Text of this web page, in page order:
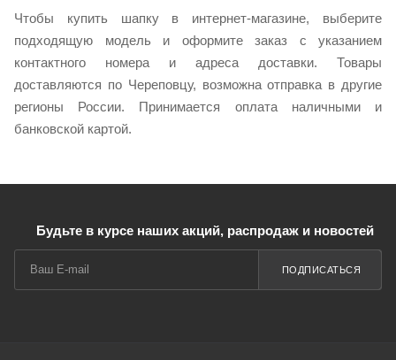
Чтобы купить шапку в интернет-магазине, выберите
подходящую модель и оформите заказ с указанием
контактного номера и адреса доставки. Товары
доставляются по Череповцу, возможна отправка в другие
регионы России. Принимается оплата наличными и
банковской картой.
Будьте в курсе наших акций, распродаж и новостей
ПОДПИСАТЬСЯ